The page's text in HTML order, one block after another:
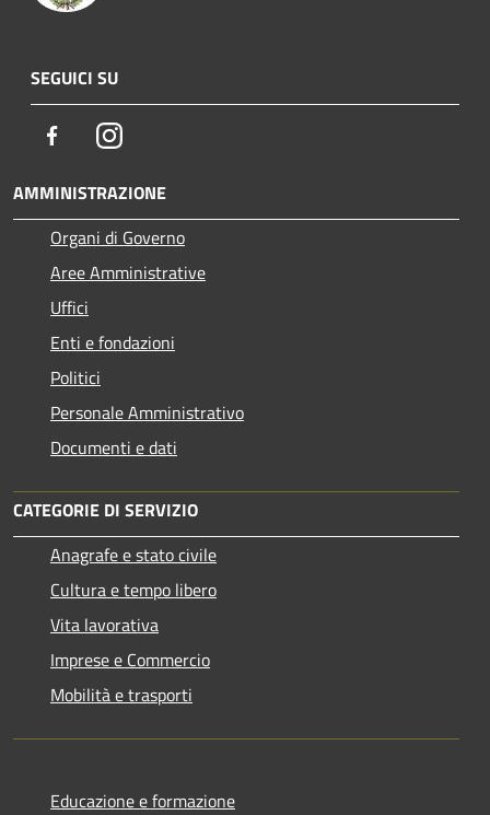
SEGUICI SU
FacebookInstagram
AMMINISTRAZIONE
Organi di Governo
Aree Amministrative
Uffici
Enti e fondazioni
Politici
Personale Amministrativo
Documenti e dati
CATEGORIE DI SERVIZIO
Anagrafe e stato civile
Cultura e tempo libero
Vita lavorativa
Imprese e Commercio
Mobilità e trasporti
Educazione e formazione